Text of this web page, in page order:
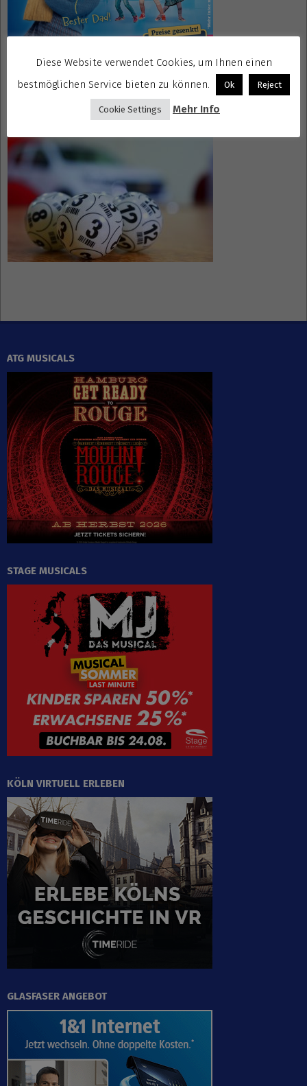
Gewinnspiele kostenlos seriös
ATG MUSICALS
STAGE MUSICALS
KÖLN VIRTUELL ERLEBEN
GLASFASER ANGEBOT
Diese Website verwendet Cookies, um Ihnen einen
bestmöglichen Service bieten zu können.
Ok Reject
Cookie Settings Mehr Info